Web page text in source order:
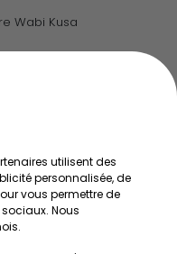
Wabi Kusa
de vente
utilisent des
personnalisée, de
vous permettre de
Nous